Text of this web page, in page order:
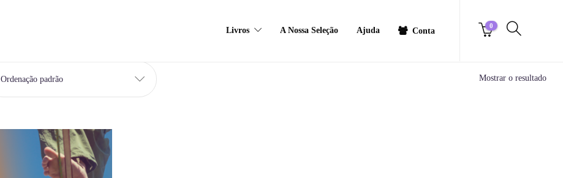
Livros A Nossa Seleção Ajuda Conta
0
Mostrar o resultado
Ordenação padrão